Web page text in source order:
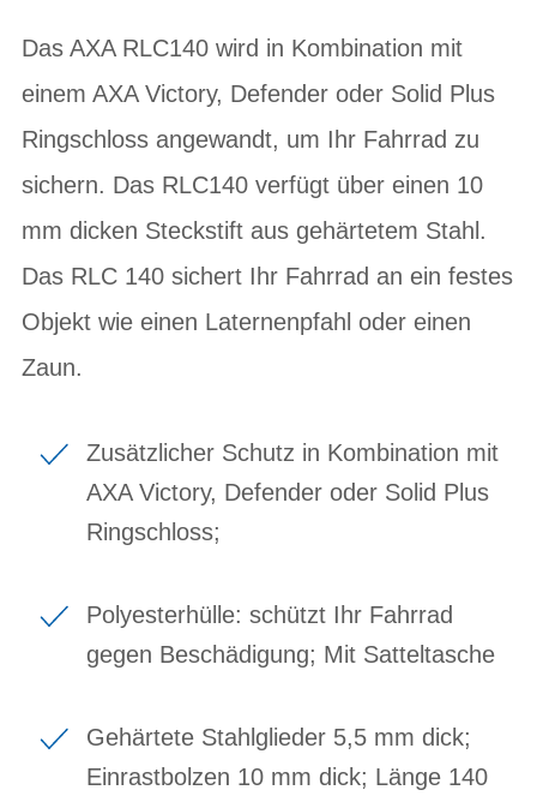
Das AXA RLC140 wird in Kombination mit
einem AXA Victory, Defender oder Solid Plus
Ringschloss angewandt, um Ihr Fahrrad zu
sichern. Das RLC140 verfügt über einen 10
mm dicken Steckstift aus gehärtetem Stahl.
Das RLC 140 sichert Ihr Fahrrad an ein festes
Objekt wie einen Laternenpfahl oder einen
Zaun.
Zusätzlicher Schutz in Kombination mit
AXA Victory, Defender oder Solid Plus
Ringschloss;
Polyesterhülle: schützt Ihr Fahrrad
gegen Beschädigung; Mit Satteltasche
Gehärtete Stahlglieder 5,5 mm dick;
Einrastbolzen 10 mm dick; Länge 140